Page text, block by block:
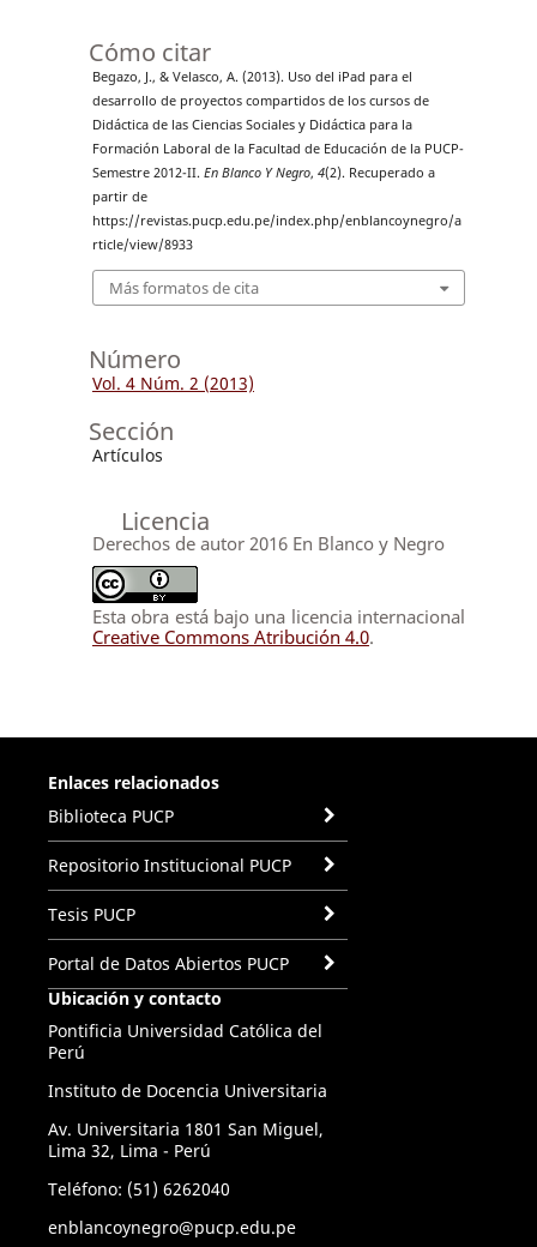
Cómo citar
Begazo, J., & Velasco, A. (2013). Uso del iPad para el
desarrollo de proyectos compartidos de los cursos de
Didáctica de las Ciencias Sociales y Didáctica para la
Formación Laboral de la Facultad de Educación de la PUCP-
Semestre 2012-II. En Blanco Y Negro, 4(2). Recuperado a
partir de
https://revistas.pucp.edu.pe/index.php/enblancoynegro/a
rticle/view/8933
Más formatos de cita
Número
Vol. 4 Núm. 2 (2013)
Sección
Artículos
Licencia
Derechos de autor 2016 En Blanco y Negro
Esta obra está bajo una licencia internacional
Creative Commons Atribución 4.0.
Enlaces relacionados
Biblioteca PUCP
Repositorio Institucional PUCP
Tesis PUCP
Portal de Datos Abiertos PUCP
Ubicación y contacto
Pontificia Universidad Católica del
Perú
Instituto de Docencia Universitaria
Av. Universitaria 1801 San Miguel,
Lima 32, Lima - Perú
Teléfono: (51) 6262040
enblancoynegro@pucp.edu.pe